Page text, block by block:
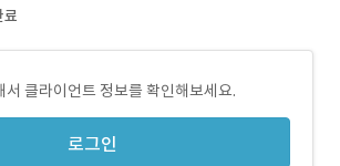
료
서 클라이언트 정보를 확인해보세요.
로그인